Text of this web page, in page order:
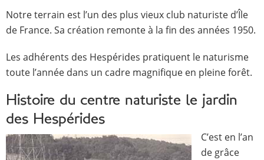
Notre terrain est l’un des plus vieux club naturiste d’Île
de France. Sa création remonte à la fin des années 1950.
Les adhérents des Hespérides pratiquent le naturisme
toute l’année dans un cadre magnifique en pleine forêt.
Histoire du centre naturiste le jardin
des Hespérides
C’est en l’an
de grâce